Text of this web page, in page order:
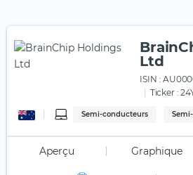
Ltd
ISIN :
Ticker :
Semi-conducteurs
Aperçu Graphique